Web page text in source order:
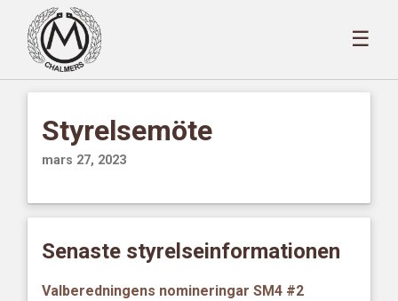
☰
Styrelsemöte
mars 27, 2023
Senaste styrelseinformationen
Valberedningens nomineringar SM4 #2